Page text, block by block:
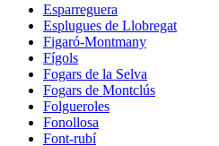
Esparreguera
Esplugues de Llobregat
Figaró-Montmany
Fígols
Fogars de la Selva
Fogars de Montclús
Folgueroles
Fonollosa
Font-rubí